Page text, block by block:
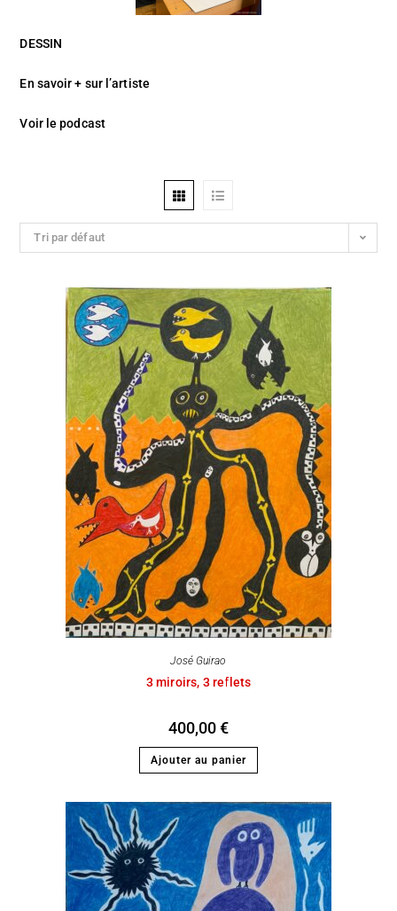
DESSIN
En savoir + sur l’artiste
Voir le podcast
Tri par défaut
José Guirao
3 miroirs, 3 reflets
400,00€
Ajouter au panier